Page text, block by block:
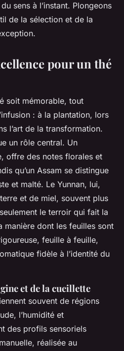
sens à l’instant. Plongeons
de la sélection et de la
pour un thé
soit mémorable, tout
: à la plantation, lors
l’art de la transformation.
un rôle central. Un
offre des notes florales et
qu’un Assam se distingue
et malté. Le Yunnan, lui,
et de miel, souvent plus
le terroir qui fait la
manière dont les feuilles sont
feuille à feuille,
fidèle à l’identité du
et de la cueillette
souvent de régions
l’humidité et
des profils sensoriels
réalisée au